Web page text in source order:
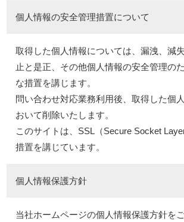
個人情報の安全管理措置について
取得した個人情報については、漏洩、減
止と是正、その他個人情報の安全管理の
な措置を講じます。
問い合わせ対応業務利用後、取得した個
おいて削除いたします。
このサイトは、SSL（Secure Socket
措置を講じています。
個人情報保護方針
当社ホームページの個人情報保護方針をご